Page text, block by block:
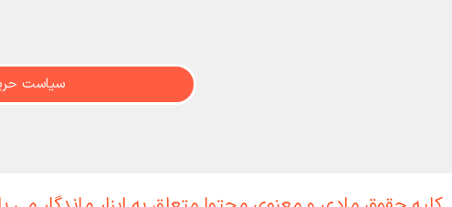
سیاست